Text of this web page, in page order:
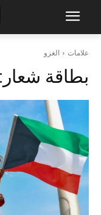
علامات الغزو
بطاقة شعار: